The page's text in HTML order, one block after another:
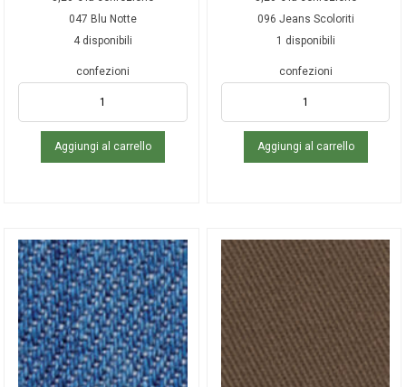
047 Blu Notte
4 disponibili
confezioni
Aggiungi al carrello
096 Jeans Scoloriti
1 disponibili
confezioni
Aggiungi al carrello